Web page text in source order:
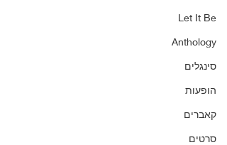
Let It Be
Anthology
סינגלים
הופעות
קאברים
סרטים